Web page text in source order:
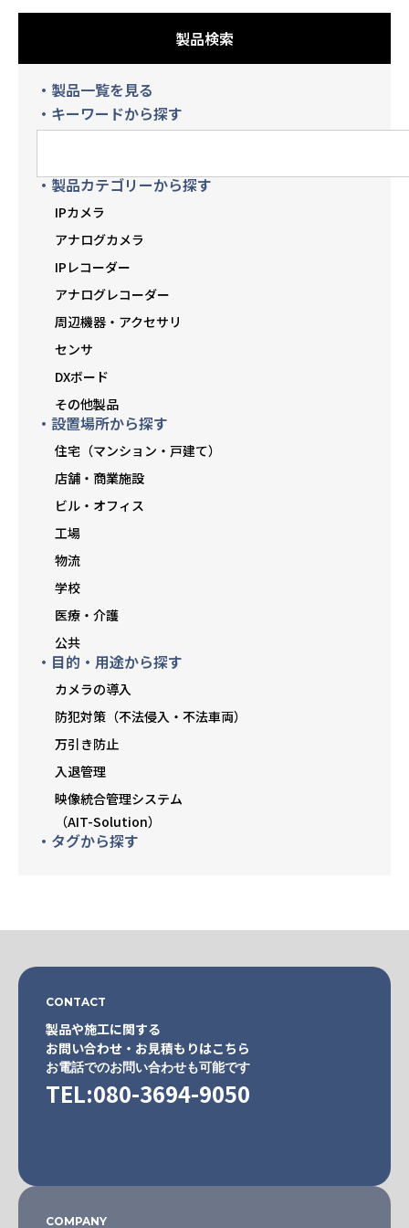
製品検索
・製品一覧を見る
・キーワードから探す
・製品カテゴリーから探す
IPカメラ
アナログカメラ
IPレコーダー
アナログレコーダー
周辺機器・アクセサリ
センサ
DXボード
その他製品
・設置場所から探す
住宅（マンション・戸建て）
店舗・商業施設
ビル・オフィス
工場
物流
学校
医療・介護
公共
・目的・用途から探す
カメラの導入
防犯対策（不法侵入・不法車両）
万引き防止
入退管理
映像統合管理システム
（AIT-Solution）
・タグから探す
CONTACT
製品や施工に関する
お問い合わせ・お見積もりはこちら
お電話でのお問い合わせも可能です
TEL:080-3694-9050
COMPANY